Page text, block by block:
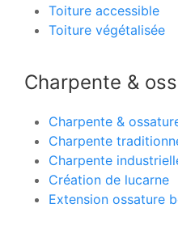
Toiture accessible
Toiture végétalisée
Charpente &
Charpente &
Charpente
Charpente
Création de lucarne
Extension ossature